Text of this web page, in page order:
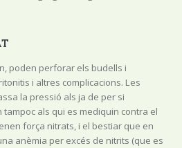
poden perforar els budells i
i altres complicacions. Les
la pressió als ja de per si
als qui es mediquin contra el
força nitrats, i el bestiar que en
anèmia per excés de nitrits (que es